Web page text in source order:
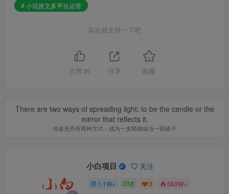
# 小说推文多平台运营
喜欢就支持一下吧
点赞 36 分享 收藏
There are two ways of spreading light: to be the candle or the
mirror that reflects it.
传递光亮有两种方式：成为一支蜡烛或当一面镜子
小白项目 关注
1.1W+ 0 3 563W+